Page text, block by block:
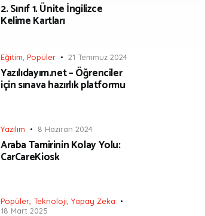
2. Sınıf 1. Ünite İngilizce
Kelime Kartları
Eğitim Popüler 21 Temmuz 2024
Yazılıdayım.net – Öğrenciler
için sınava hazırlık platformu
Yazılım 8 Haziran 2024
Araba Tamirinin Kolay Yolu:
CarCareKiosk
Popüler Teknoloji Yapay Zeka
18 Mart 2025